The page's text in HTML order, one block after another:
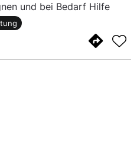
und bei Bedarf Hilfe
Das Gedächtnistraining